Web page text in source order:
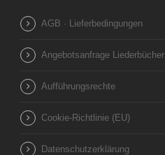
AGB · Lieferbedingungen
Angebotsanfrage Liederbücher
Aufführungsrechte
Cookie-Richtlinie (EU)
Datenschutzerklärung